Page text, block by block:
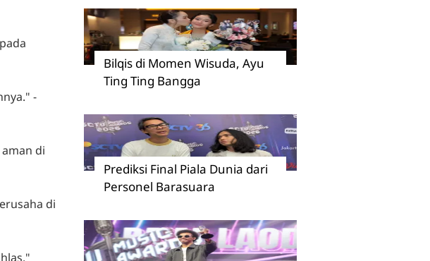
-
di
di
Bilqis di Momen Wisuda, Ayu
Ting Ting Bangga
Prediksi Final Piala Dunia dari
Personel Barasuara